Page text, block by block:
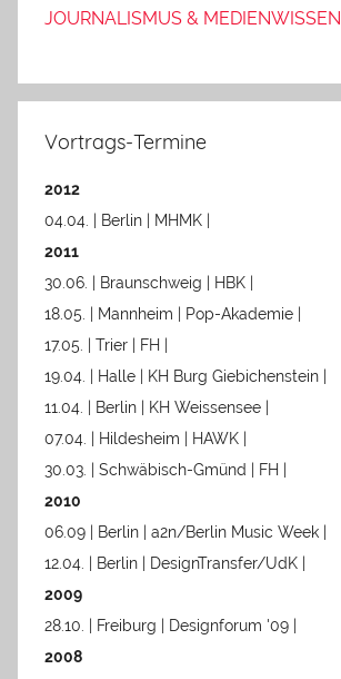
JOURNALISMUS & MEDIENWISSEN
Vortrags-Termine
2012
04.04. | Berlin | MHMK |
2011
30.06. | Braunschweig | HBK |
18.05. | Mannheim | Pop-Akademie |
17.05. | Trier | FH |
19.04. | Halle | KH Burg Giebichenstein |
11.04. | Berlin | KH Weissensee |
07.04. | Hildesheim | HAWK |
30.03. | Schwäbisch-Gmünd | FH |
2010
06.09 | Berlin | a2n/Berlin Music Week |
12.04. | Berlin | DesignTransfer/UdK |
2009
28.10. | Freiburg | Designforum '09 |
2008